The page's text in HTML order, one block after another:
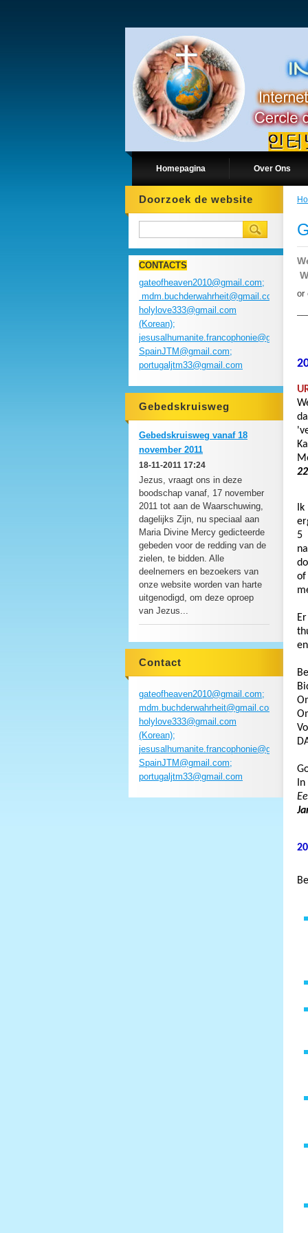
Homepagina Over Ons
or
5
of
Doorzoek de website
CONTACTS
gateofheaven2010@gmail.com;
mdm.buchderwahrheit@gmail.com;
holylove333@gmail.com
(Korean);
SpainJTM@gmail.com;
portugaljtm33@gmail.com
Gebedskruisweg
Gebedskruisweg vanaf 18
november 2011
18-11-2011 17:24
Jezus, vraagt ons in deze
boodschap vanaf, 17 november
2011 tot aan de Waarschuwing,
dagelijks Zijn, nu speciaal aan
Maria Divine Mercy gedicteerde
gebeden voor de redding van de
zielen, te bidden. Alle
deelnemers en bezoekers van
onze website worden van harte
uitgenodigd, om deze oproep
van Jezus...
Contact
gateofheaven2010@gmail.com;
mdm.buchderwahrheit@gmail.com;
holylove333@gmail.com
(Korean);
SpainJTM@gmail.com;
portugaljtm33@gmail.com